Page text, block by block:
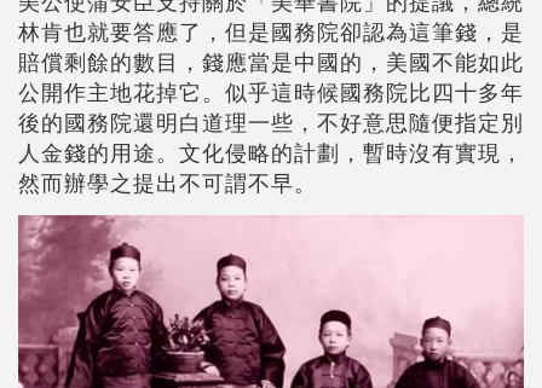
林肯也就要答應了，但是國務院卻認為這筆錢，是
賠償剩餘的數目，錢應當是中國的，美國不能如此
公開作主地花掉它。似乎這時候國務院比四十多年
後的國務院還明白道理一些，不好意思隨便指定別
人金錢的用途。文化侵略的計劃，暫時沒有實現，
然而辦學之提出不可謂不早。